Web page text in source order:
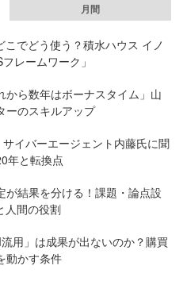
月間
でどう使う？積水ハウス イノ
レームワーク」
から数年はボーナスタイム」山
ーのスキルアップ
サイバーエージェント内藤氏に聞
年と転換点
が結果を分ける！課題・論点設
人間の役割
用」は成果が出ないのか？購買
動かす条件